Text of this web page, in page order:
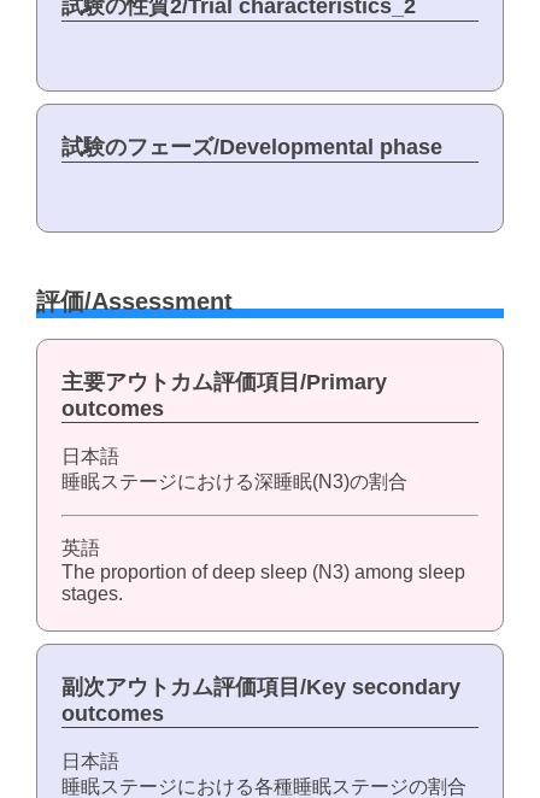
試験の性質2/Trial characteristics_2
試験のフェーズ/Developmental phase
評価/Assessment
主要アウトカム評価項目/Primary
outcomes
日本語
睡眠ステージにおける深睡眠(N3)の割合
英語
The proportion of deep sleep (N3) among sleep
stages.
副次アウトカム評価項目/Key secondary
outcomes
日本語
睡眠ステージにおける各種睡眠ステージの割合